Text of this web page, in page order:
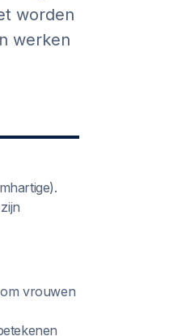
worden
werken
vrouwen